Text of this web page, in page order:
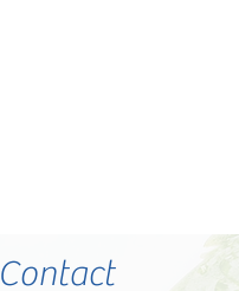
Contact